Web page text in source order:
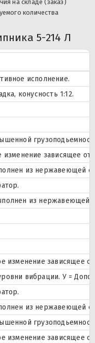
на складе (заказ)
количества
5-214 Л
исполнение.
конусность 1:12.
изменение зависящее от
из нержавеющей
из нержавеющей
изменение зависящее
вибрации. У =
из нержавеющей
изменение зависящее